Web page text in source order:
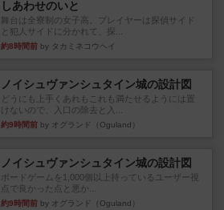
しあわせのいと
舞台は全寮制の女子高。プレイヤーは探偵サイド
と犯人サイドに分かれて、探...
約8時間前 by タカミネコウヘイ
ノイシュヴァンシュタイン城の設計図
どうにも上手くあれもこれも満たせるようには置
けないので、入口の除去と入...
約9時間前 by オグランド（Oguland）
ノイシュヴァンシュタイン城の設計図
ボードゲームを1,000個以上持っているユーザー視
点で良かった点と悪か...
約9時間前 by オグランド（Oguland）